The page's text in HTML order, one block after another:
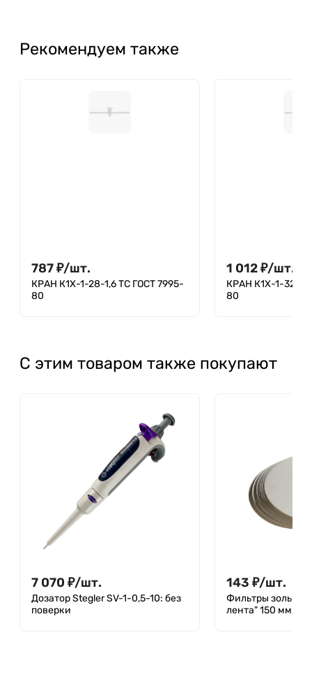
Рекомендуем также
787₽/шт.
КРАН К1Х-1-28-1,6 ТС ГОСТ 7995-
80
1 012₽/шт.
КРАН К1Х-1-32-
80
С этим товаром также покупают
7 070 ₽/шт.
Дозатор Stegler SV-1-0,5-10: без
поверки
143 ₽/шт.
Фильтры
лента" 150 мм,